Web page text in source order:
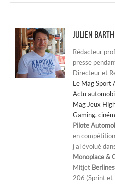
JULIEN
Rédacteur
presse
Directeur et
Le Mag Sport
Actu
Mag Jeux
Gaming,
Pilote
en
j'ai évolué
Monoplace &
Mitjet
206 (Sprint et